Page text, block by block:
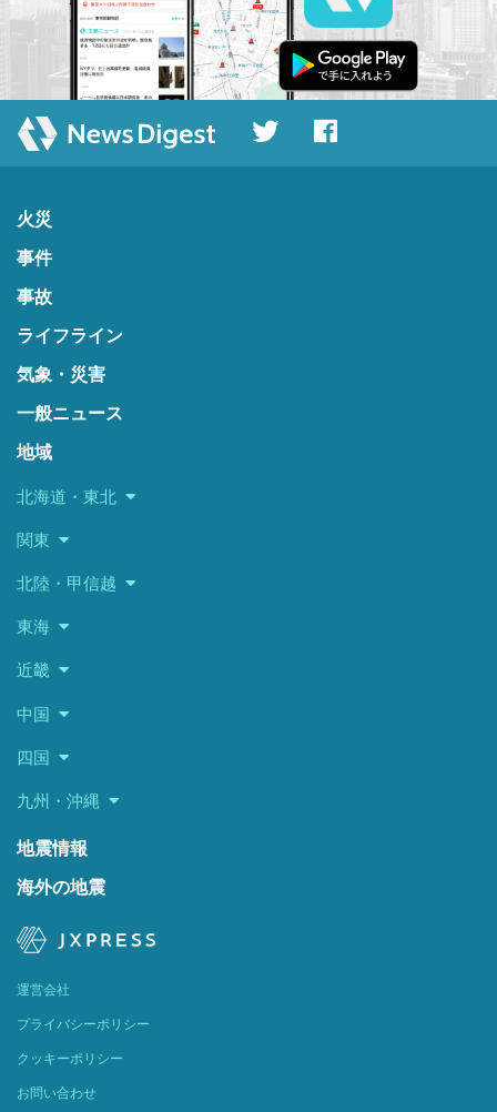
火災
事件
事故
ライフライン
気象・災害
一般ニュース
地域
北海道・東北
関東
北陸・甲信越
東海
近畿
中国
四国
九州・沖縄
地震情報
海外の地震
運営会社
プライバシーポリシー
クッキーポリシー
お問い合わせ